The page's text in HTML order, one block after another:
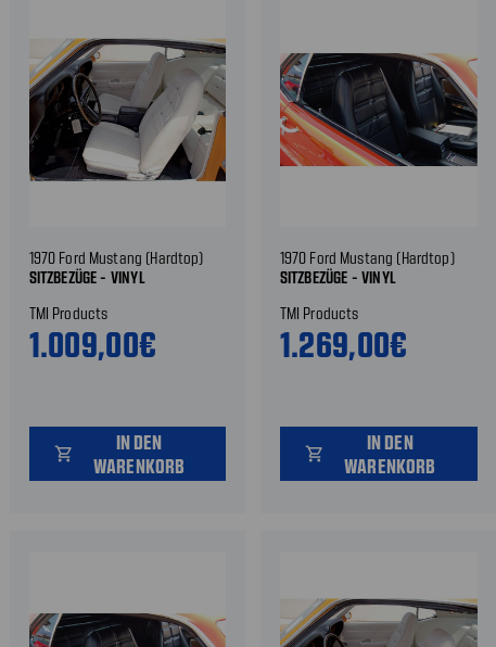
1970 Ford Mustang (Hardtop)
SITZBEZÜGE - VINYL
TMI Products
1.009,00€
shopping_cart
IN DEN
WARENKORB
1970 Ford Mustang (Hardtop)
SITZBEZÜGE - VINYL
TMI Products
1.269,00€
shopping_cart
IN DEN
WARENKORB